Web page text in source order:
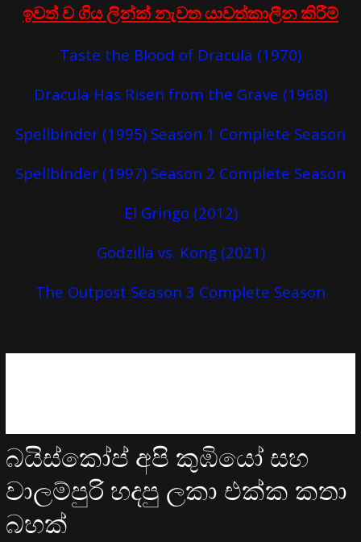
ඉවත් ව ගිය ලින්ක් නැවත යාවත්කාලීන කිරීම්
Taste the Blood of Dracula (1970)
Dracula Has Risen from the Grave (1968)
Spellbinder (1995) Season 1 Complete Season
Spellbinder (1997) Season 2 Complete Season
El Gringo (2012)
Godzilla vs. Kong (2021)
The Outpost Season 3 Complete Season
බයිස්කෝප් අපි කුඹියෝ සහ
වාලම්පුරි හදපු ලකා එක්ක කතා
බහක්